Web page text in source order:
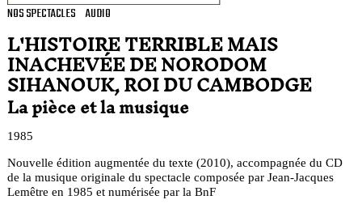
NOS SPECTACLES AUDIO
L'HISTOIRE TERRIBLE MAIS
INACHEVÉE DE NORODOM
SIHANOUK, ROI DU CAMBODGE
La pièce et la musique
1985
Nouvelle édition augmentée du texte (2010), accompagnée du CD
de la musique originale du spectacle composée par Jean-Jacques
Lemêtre en 1985 et numérisée par la BnF